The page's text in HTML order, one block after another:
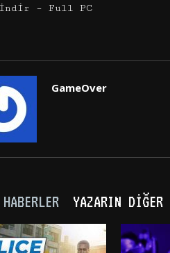
İndir – Full PC
GameOver
YAZARIN